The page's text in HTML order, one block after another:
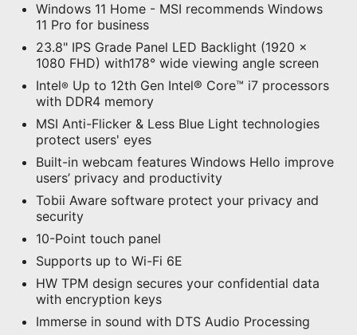
Windows 11 Home - MSI recommends Windows
11 Pro for business
23.8" IPS Grade Panel LED Backlight (1920 x
1080 FHD) with178° wide viewing angle screen
Intel® Up to 12th Gen Intel® Core™ i7 processors
with DDR4 memory
MSI Anti-Flicker & Less Blue Light technologies
protect users' eyes
Built-in webcam features Windows Hello improve
users’ privacy and productivity
Tobii Aware software protect your privacy and
security
10-Point touch panel
Supports up to Wi-Fi 6E
HW TPM design secures your confidential data
with encryption keys
Immerse in sound with DTS Audio Processing